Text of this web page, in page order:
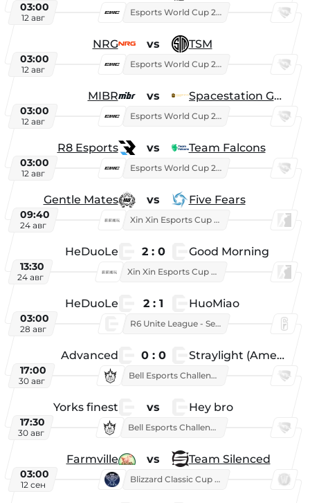
03:00
12 авг
Esports World Cup 2026
NRG vs TSM
03:00
12 авг
Esports World Cup 2026
MIBR vs Spacestation Gaming
03:00
12 авг
Esports World Cup 2026
R8 Esports vs Team Falcons
03:00
12 авг
Esports World Cup 2026
Gentle Mates vs Five Fears
09:40
24 авг
Xin Xin Esports Cup 2025
HeDuoLe 2 : 0 Good Morning
13:30
24 авг
Xin Xin Esports Cup 2026
HeDuoLe 2 : 1 HuoMiao
03:00
28 авг
R6 Unite League - Season 1
Advanced 0 : 0 Straylight (American team)
17:00
30 авг
Bell Esports Challenge 2026
Yorks finest vs Hey bro
17:30
30 авг
Bell Esports Challenge 2026
Farmville vs Team Silenced
03:00
12 сен
Blizzard Classic Cup 2026